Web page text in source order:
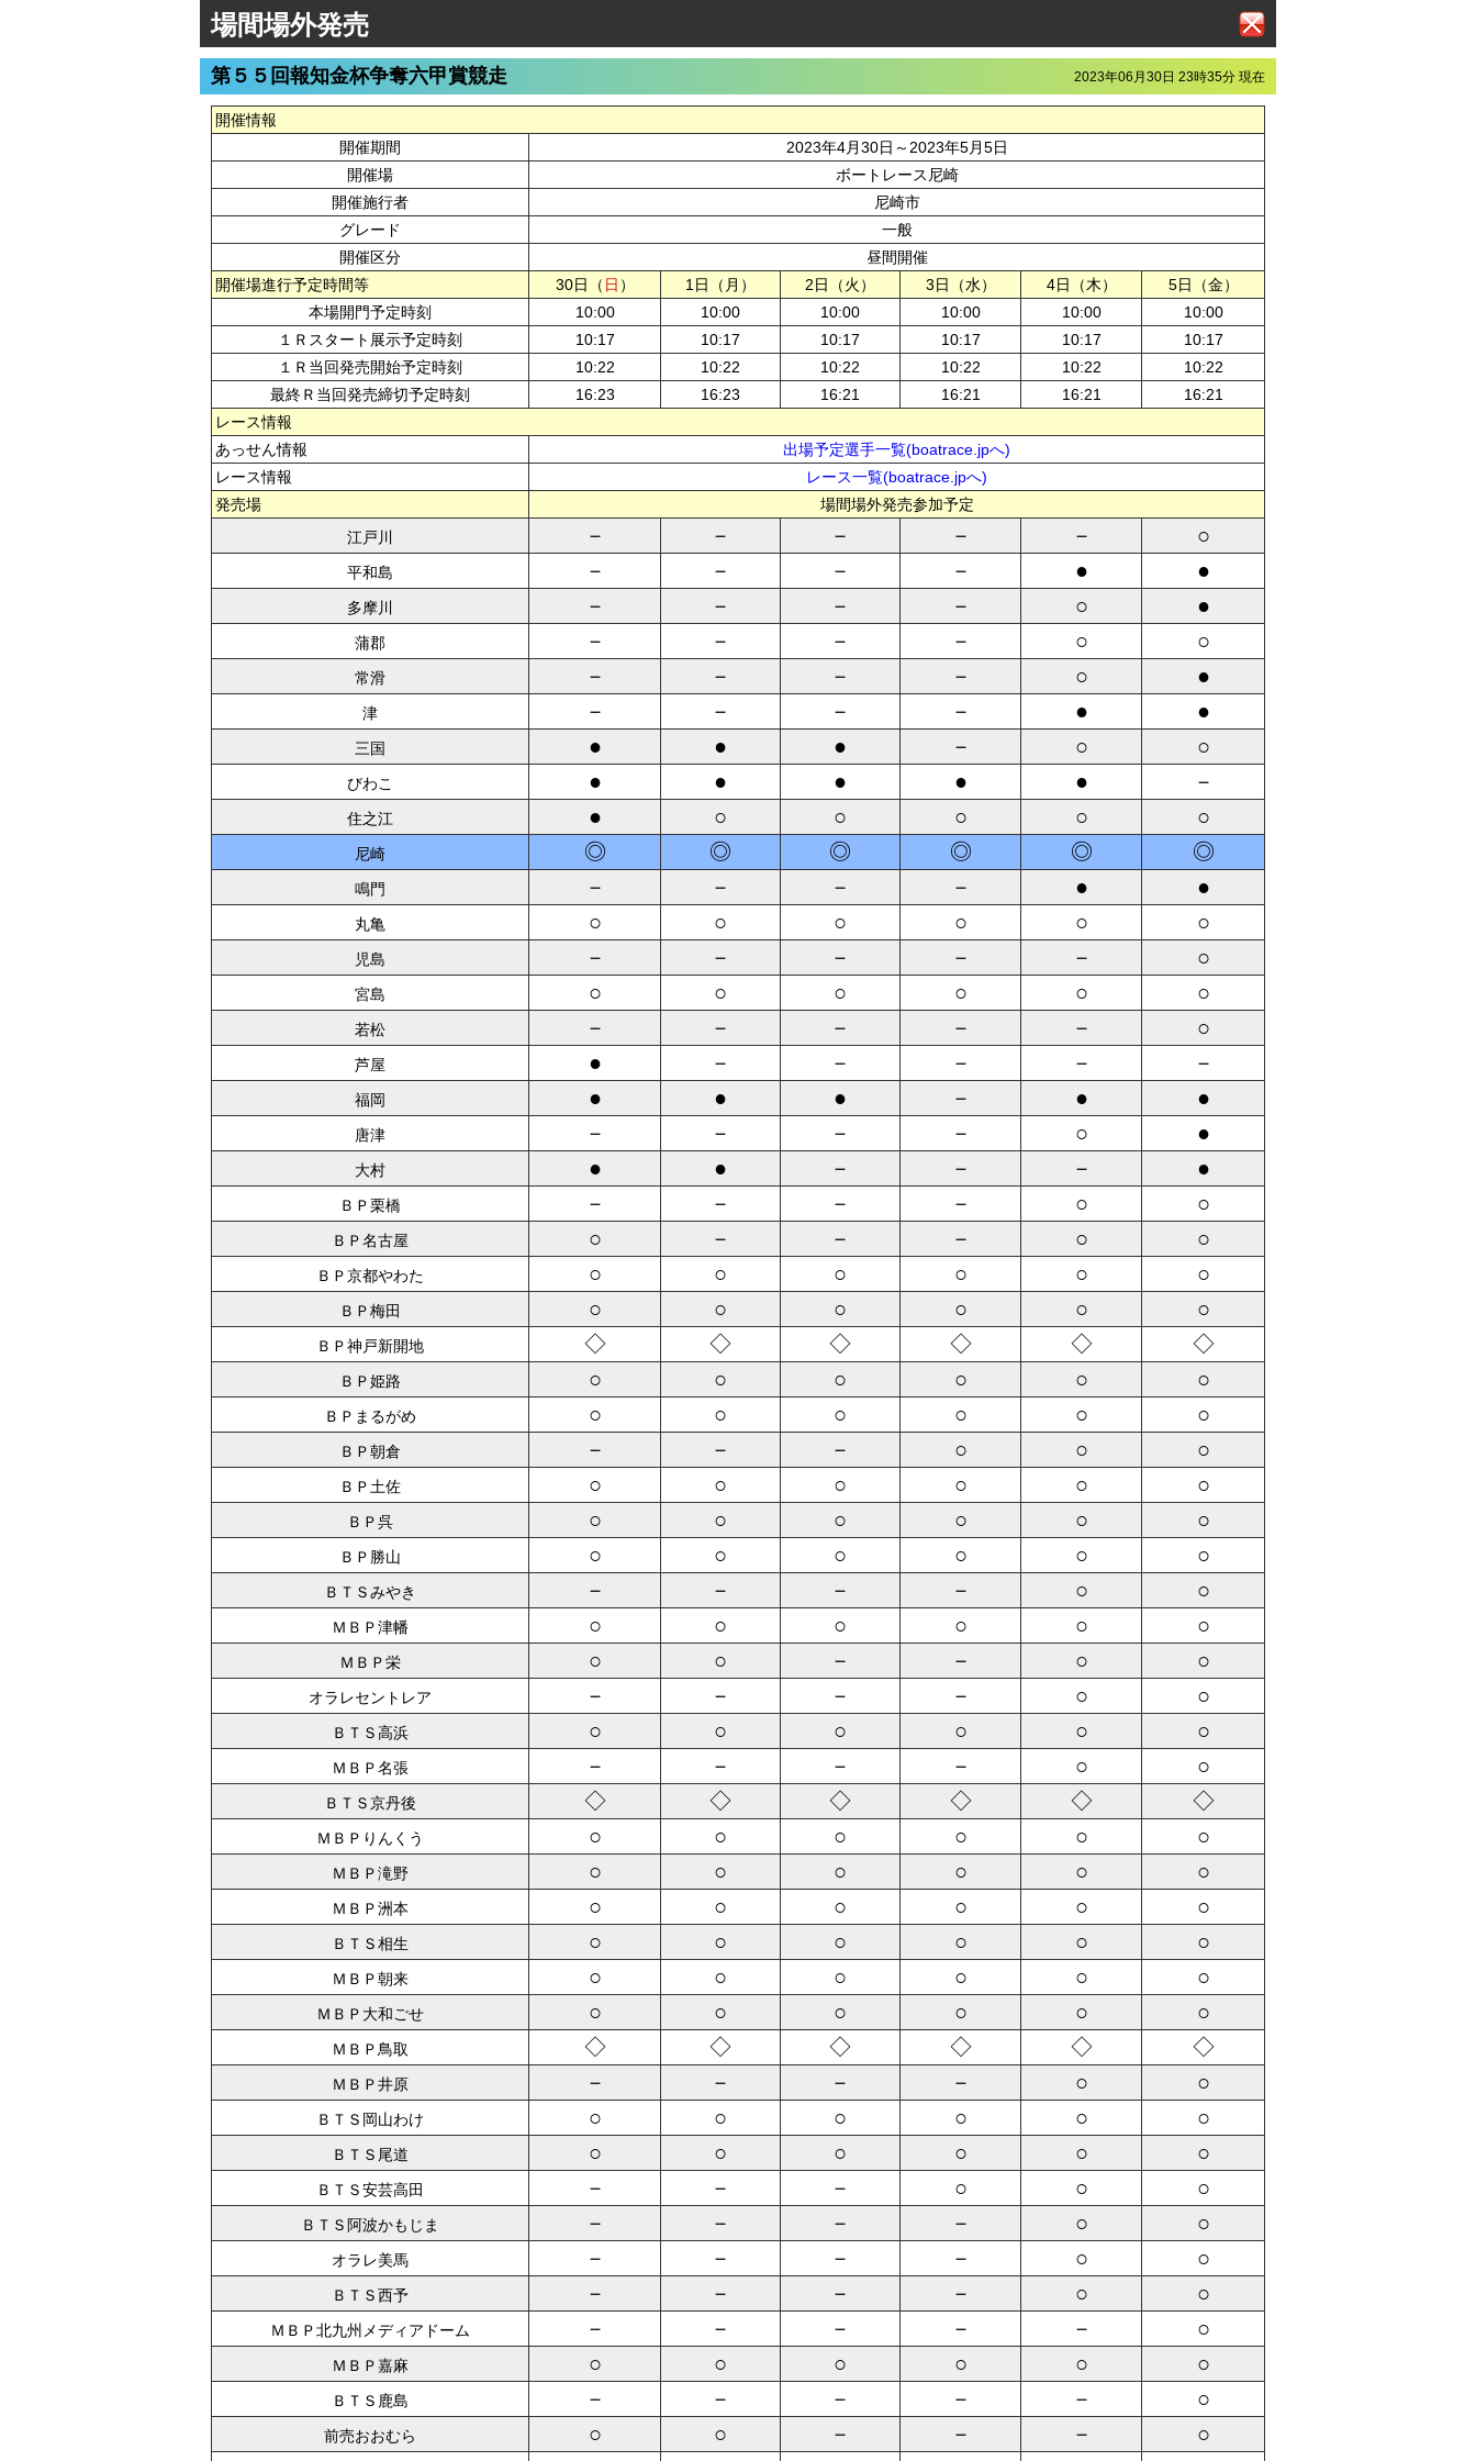
場間場外発売
2023年06月30日 23時35分 現在
第５５回報知金杯争奪六甲賞競走
開催情報
開催期間
2023年4月30日～2023年5月5日
開催場
ボートレース尼崎
開催施行者
尼崎市
グレード
一般
開催区分
昼間開催
開催場進行予定時間等
30日（ 日 ） 1日（月） 2日（火） 3日（水） 4日（木）
5日（金）
本場開門予定時刻
10:00 10:00 10:00 10:00 10:00
10:00
１Ｒスタート展示予定時刻
10:17 10:17 10:17 10:17 10:17
10:17
１Ｒ当回発売開始予定時刻
10:22 10:22 10:22 10:22 10:22
10:22
最終Ｒ当回発売締切予定時刻
16:23 16:23 16:21 16:21 16:21
16:21
レース情報
あっせん情報
出場予定選手一覧(boatrace.jpへ)
レース情報
レース一覧(boatrace.jpへ)
発売場
場間場外発売参加予定
江戸川
－ － － － － ○
平和島 － － － － ● ●
多摩川 － － － － ○ ●
蒲郡 － － － － ○ ○
常滑 － － － － ○ ●
津 － － － － ● ●
三国 ● ● ● － ○ ○
びわこ ● ● ● ● ● －
住之江 ● ○ ○ ○ ○ ○
尼崎 ◎ ◎ ◎ ◎ ◎ ◎
鳴門 － － － － ● ●
丸亀 ○ ○ ○ ○ ○ ○
児島 － － － － － ○
宮島 ○ ○ ○ ○ ○ ○
若松 － － － － － ○
芦屋 ● － － － － －
福岡 ● ● ● － ● ●
唐津 － － － － ○ ●
大村 ● ● － － － ●
ＢＰ栗橋 － － － － ○ ○
ＢＰ名古屋 ○ － － － ○ ○
ＢＰ京都やわた ○ ○ ○ ○ ○ ○
ＢＰ梅田 ○ ○ ○ ○ ○ ○
ＢＰ神戸新開地 ◇ ◇ ◇ ◇ ◇ ◇
ＢＰ姫路 ○ ○ ○ ○ ○ ○
ＢＰまるがめ ○ ○ ○ ○ ○ ○
ＢＰ朝倉 － － － ○ ○ ○
ＢＰ土佐 ○ ○ ○ ○ ○ ○
ＢＰ呉 ○ ○ ○ ○ ○ ○
ＢＰ勝山 ○ ○ ○ ○ ○ ○
ＢＴＳみやき － － － － ○ ○
ＭＢＰ津幡 ○ ○ ○ ○ ○ ○
ＭＢＰ栄 ○ ○ － － ○ ○
オラレセントレア － － － － ○ ○
ＢＴＳ高浜 ○ ○ ○ ○ ○ ○
ＭＢＰ名張 － － － － ○ ○
ＢＴＳ京丹後 ◇ ◇ ◇ ◇ ◇ ◇
ＭＢＰりんくう ○ ○ ○ ○ ○ ○
ＭＢＰ滝野 ○ ○ ○ ○ ○ ○
ＭＢＰ洲本 ○ ○ ○ ○ ○ ○
ＢＴＳ相生 ○ ○ ○ ○ ○ ○
ＭＢＰ朝来 ○ ○ ○ ○ ○ ○
ＭＢＰ大和ごせ ○ ○ ○ ○ ○ ○
ＭＢＰ鳥取 ◇ ◇ ◇ ◇ ◇ ◇
ＭＢＰ井原 － － － － ○ ○
ＢＴＳ岡山わけ ○ ○ ○ ○ ○ ○
ＢＴＳ尾道 ○ ○ ○ ○ ○ ○
ＢＴＳ安芸高田 － － － ○ ○ ○
ＢＴＳ阿波かもじま － － － － ○ ○
オラレ美馬 － － － － ○ ○
ＢＴＳ西予 － － － － ○ ○
ＭＢＰ北九州メディアドーム － － － － － ○
ＭＢＰ嘉麻 ○ ○ ○ ○ ○ ○
ＢＴＳ鹿島 － － － － － ○
前売おおむら ○ ○ － － －
○